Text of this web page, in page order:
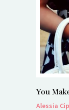
You
Alessia